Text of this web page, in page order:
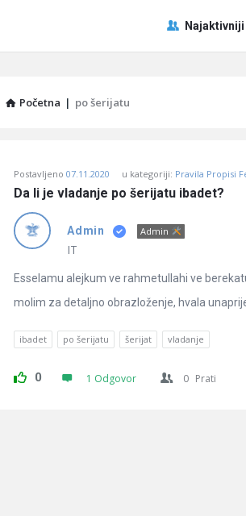
Pitaj
Učene
Početna | po šerijatu
Učene
Latest
Pitanja
Postavljeno 07.11.2020 u kategoriji: Pravila Propisi
Da li je vladanje po šerijatu ibadet?
Admin Admin
IT
Esselamu alejkum ve rahmetullahi ve
molim za detaljno obrazloženje, hvala
ibadet po šerijatu šerijat vladanje
0 1 Odgovor 0 Prati